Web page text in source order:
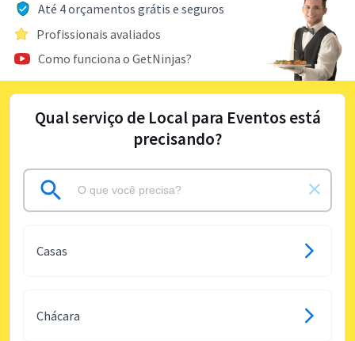
Até 4 orçamentos grátis e seguros
Profissionais avaliados
Como funciona o GetNinjas?
Qual serviço de Local para Eventos está
precisando?
Casas
Chácara